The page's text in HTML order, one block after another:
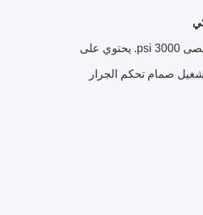
يحتوي سلسلة CB-4 على صمام خاص يسمح بالاتصال بالنصف الذكور تحت الضغط. يبلغ ضغط التشغيل الأقصى 3000 psi. يحتوي على
صمام تحكم الجرار